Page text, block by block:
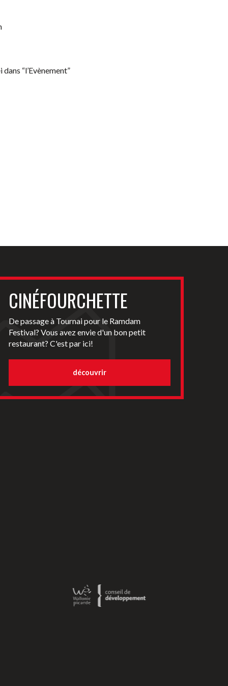
“l’Evènement”
CINÉFOURCHETTE
De passage à Tournai pour le Ramdam
Festival? Vous avez envie d'un bon petit
restaurant? C'est par ici!
découvrir